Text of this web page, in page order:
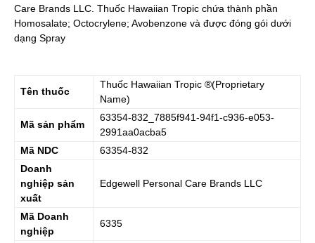
Care Brands LLC. Thuốc Hawaiian Tropic chứa thành phần
Homosalate; Octocrylene; Avobenzone và được đóng gói dưới
dạng Spray
Tên thuốc
Thuốc Hawaiian Tropic ®(Proprietary
Name)
Mã sản phẩm
63354-832_7885f941-94f1-c936-e053-
2991aa0acba5
Mã NDC
63354-832
Doanh
nghiệp sản
xuất
Edgewell Personal Care Brands LLC
Mã Doanh
nghiệp
6335